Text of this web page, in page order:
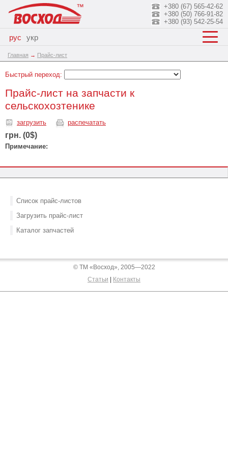
рус укр
+380 (67) 565-42-62
+380 (50) 766-91-82
+380 (93) 542-25-54
Главная → Прайс-лист
Список прайс-листов
Загрузить прайс-лист
Каталог запчастей
Быстрый переход:
Прайс-лист на запчасти к
сельскохозтенике
загрузить распечатать
грн. (0$)
Примечание:
© ТМ «Восход», 2005—2022
Статьи
Контакты